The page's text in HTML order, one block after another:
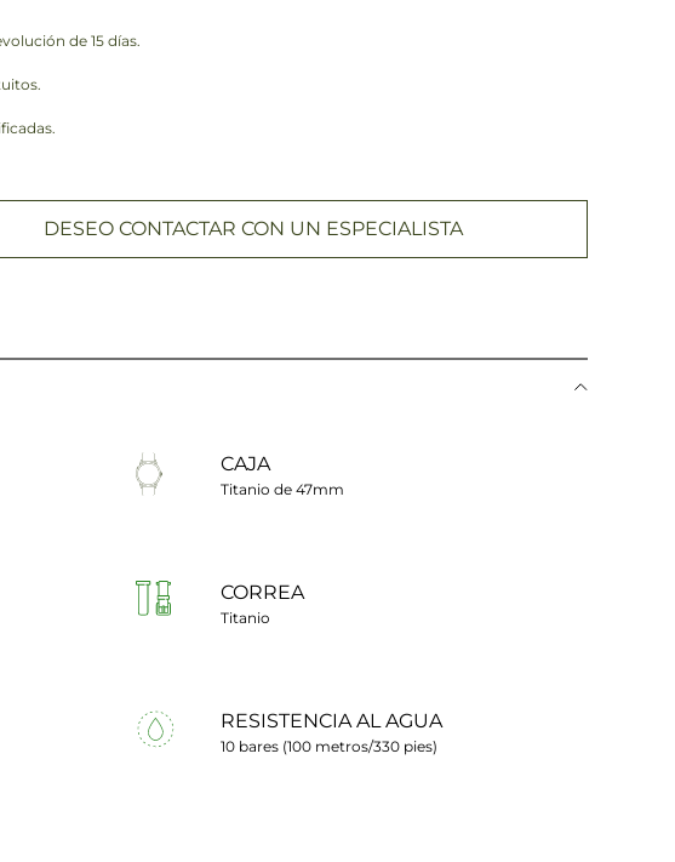
de 15 días.
DESEO CONTACTAR CON UN ESPECIALISTA
CAJA
Titanio de 47mm
CORREA
Titanio
RESISTENCIA AL AGUA
10 bares (100 metros/330 pies)